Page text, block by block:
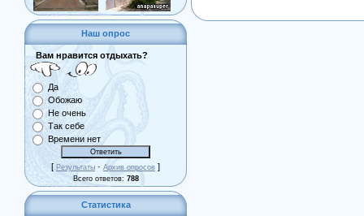
Наш опрос
Вам нравится отдыхать?
Да
Обожаю
Не очень
Так себе
Времени нет
[ Результаты · Архив опросов ]
Всего ответов: 788
Статистика